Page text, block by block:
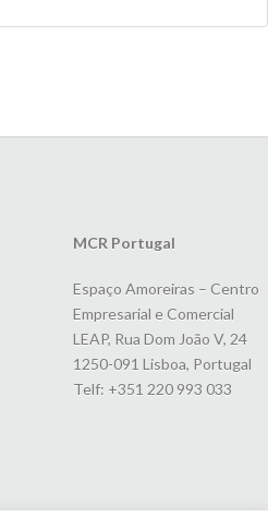
MCR Portugal
Espaço Amoreiras – Centro
Empresarial e Comercial
LEAP, Rua Dom João V, 24
1250-091 Lisboa, Portugal
Telf: +351 220 993 033